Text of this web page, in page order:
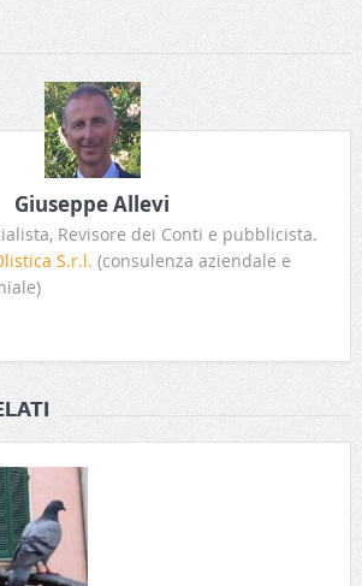
Giuseppe Allevi
Revisore dei Conti e pubblicista.
S.r.l. (consulenza aziendale e